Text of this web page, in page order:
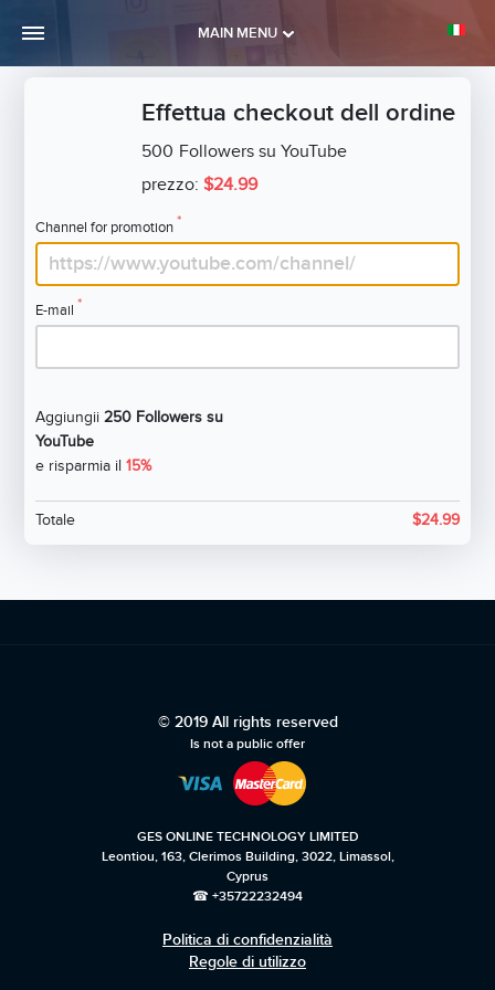
MAIN MENU
Effettua checkout dell ordine
500 Followers su YouTube
prezzo:$24.99
Channel for promotion *
E-mail *
Aggiungii250 Followers su
YouTube
e risparmia il15%
Totale $24.99
© 2019 All rights reserved
Is not a public offer
GES ONLINE TECHNOLOGY LIMITED
Leontiou, 163, Clerimos Building, 3022, Limassol,
Cyprus
☎ +35722232494
Politica di confidenzialità
Regole di utilizzo